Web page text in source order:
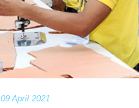
09 April 2021